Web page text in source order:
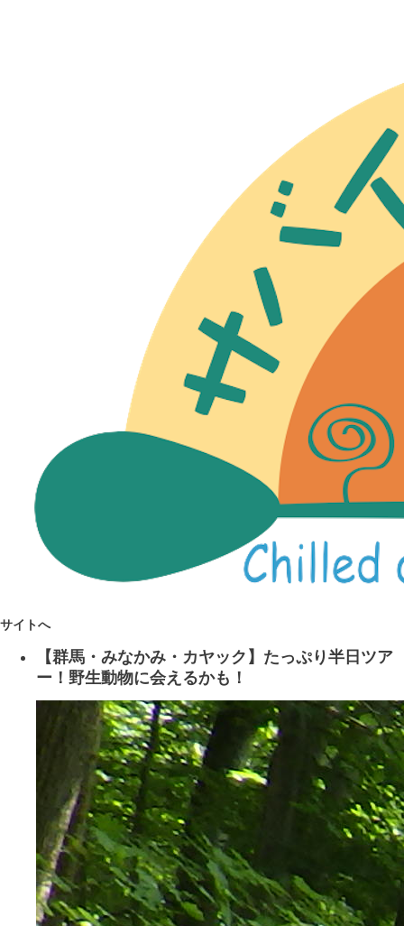
サイトへ
【群馬・みなかみ・カヤック】たっぷり半日ツア
ー！野生動物に会えるかも！